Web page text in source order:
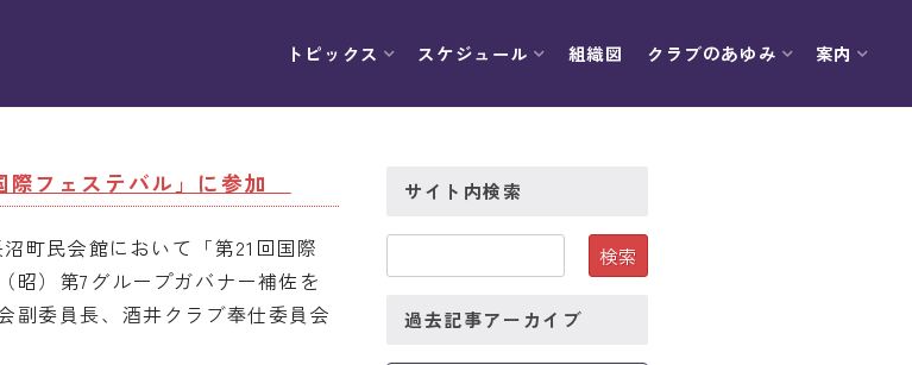
トピックス スケジュール 組織図 クラブのあゆみ 案内
際フェステバル」に参加
町民会館において「第21回国際
昭）第7グループガバナー補佐を
副委員長、酒井クラブ奉仕委員会
サイト内検索
過去記事アーカイブ